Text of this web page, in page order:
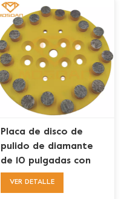
Placa de disco de
pulido de diamante
de 10 pulgadas con
segmento de 20
VER DETALLE